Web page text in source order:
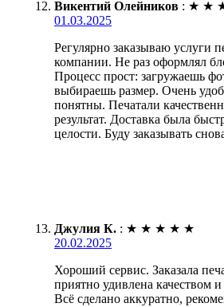
Викентий Олейников : ★ ★
01.03.2025
Регулярно заказываю услуги
компании. Не раз оформлял
Процесс прост: загружаешь
выбираешь размер. Очень
понятны. Печатали
результат. Доставка была
целости. Буду заказывать
Джулия К. : ★ ★ ★ ★ ★
20.02.2025
Хороший сервис. Заказала
приятно удивлена качеством
Всё сделано аккуратно,